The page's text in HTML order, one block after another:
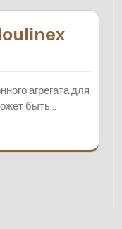
агрегата для
быть…